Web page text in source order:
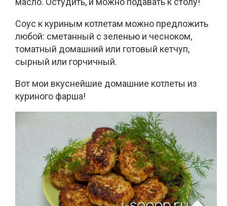
Соус к куриным котлетам можно предложить
любой: сметанный с зеленью и чесноком,
томатный домашний или готовый кетчуп,
сырный или горчичный.
Вот мои вкуснейшие домашние котлеты из
куриного фарша!